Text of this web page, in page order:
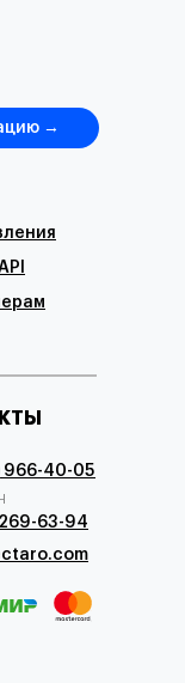
966-40-05
269-63-94
→